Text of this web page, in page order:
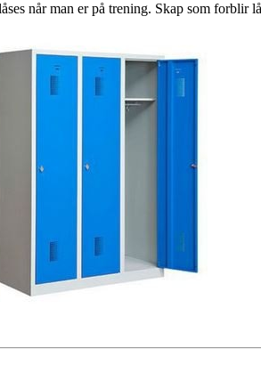
når man er på trening. Skap som forblir